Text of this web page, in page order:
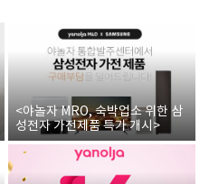
<야놀자 MRO, 숙박업소 위한 삼
성전자 가전제품 특가 개시>